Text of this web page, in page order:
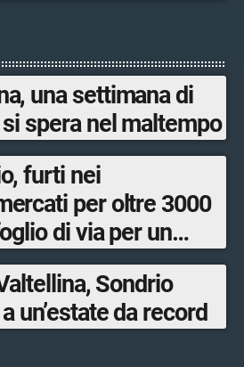
una settimana di
spera nel maltempo
furti nei
per oltre 3000
di via per un
Sondrio
un’estate da record